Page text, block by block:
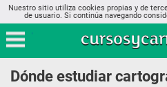
Nuestro sitio utiliza cookies propias y de
de usuario. Si continúa navegando
Dónde estudiar